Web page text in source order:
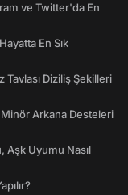
ve Twitter'da En
En Sık
Tavlası Diziliş Şekilleri
Minör Arkana Desteleri
Aşk Uyumu Nasıl